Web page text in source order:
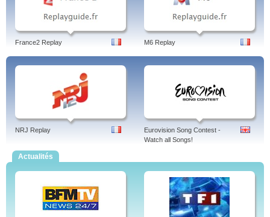
France2 Replay M6 Replay
NRJ Replay
Eurovision Song Contest -
Watch all Songs!
Actualités